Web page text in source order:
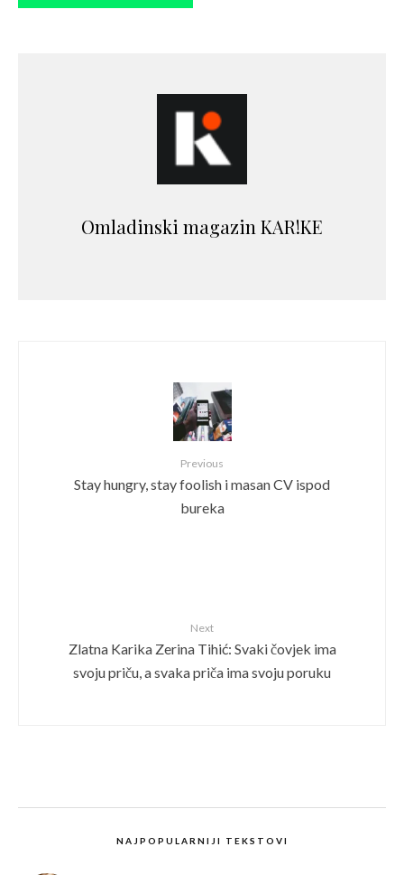
Omladinski magazin KAR!KE
Previous
Stay hungry, stay foolish i masan CV ispod
bureka
Next
Zlatna Karika Zerina Tihić: Svaki čovjek ima
svoju priču, a svaka priča ima svoju poruku
NAJPOPULARNIJI TEKSTOVI